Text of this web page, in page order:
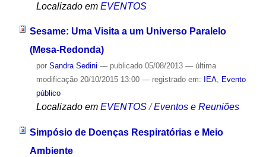
Localizado em EVENTOS
Sesame: Uma Visita a um Universo Paralelo
(Mesa-Redonda)
por Sandra Sedini — publicado05/08/2013 — última
modificação20/10/2015 13:00 — registrado em: IEA, Evento
público
Localizado em EVENTOS /Eventos e Reuniões
Simpósio de Doenças Respiratórias e Meio
Ambiente